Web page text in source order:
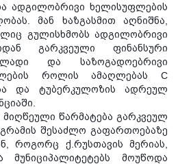
ადგილობრივი ხელისუფლების
მან ხაზგასმით აღნიშნა,
გულისხმობს ადგილობრივი
გარკვეული ფინანსური
და საზოგადოებრივი
როლის ამაღლებას C
და ტუბერკულოზის ადრეულ
წარმატება გარკვეულ
შესაძლო გაფართოებაზე
როგორც ქ.რუსთავის მერიას,
მუნიციპალიტეტებს მოუწოდა